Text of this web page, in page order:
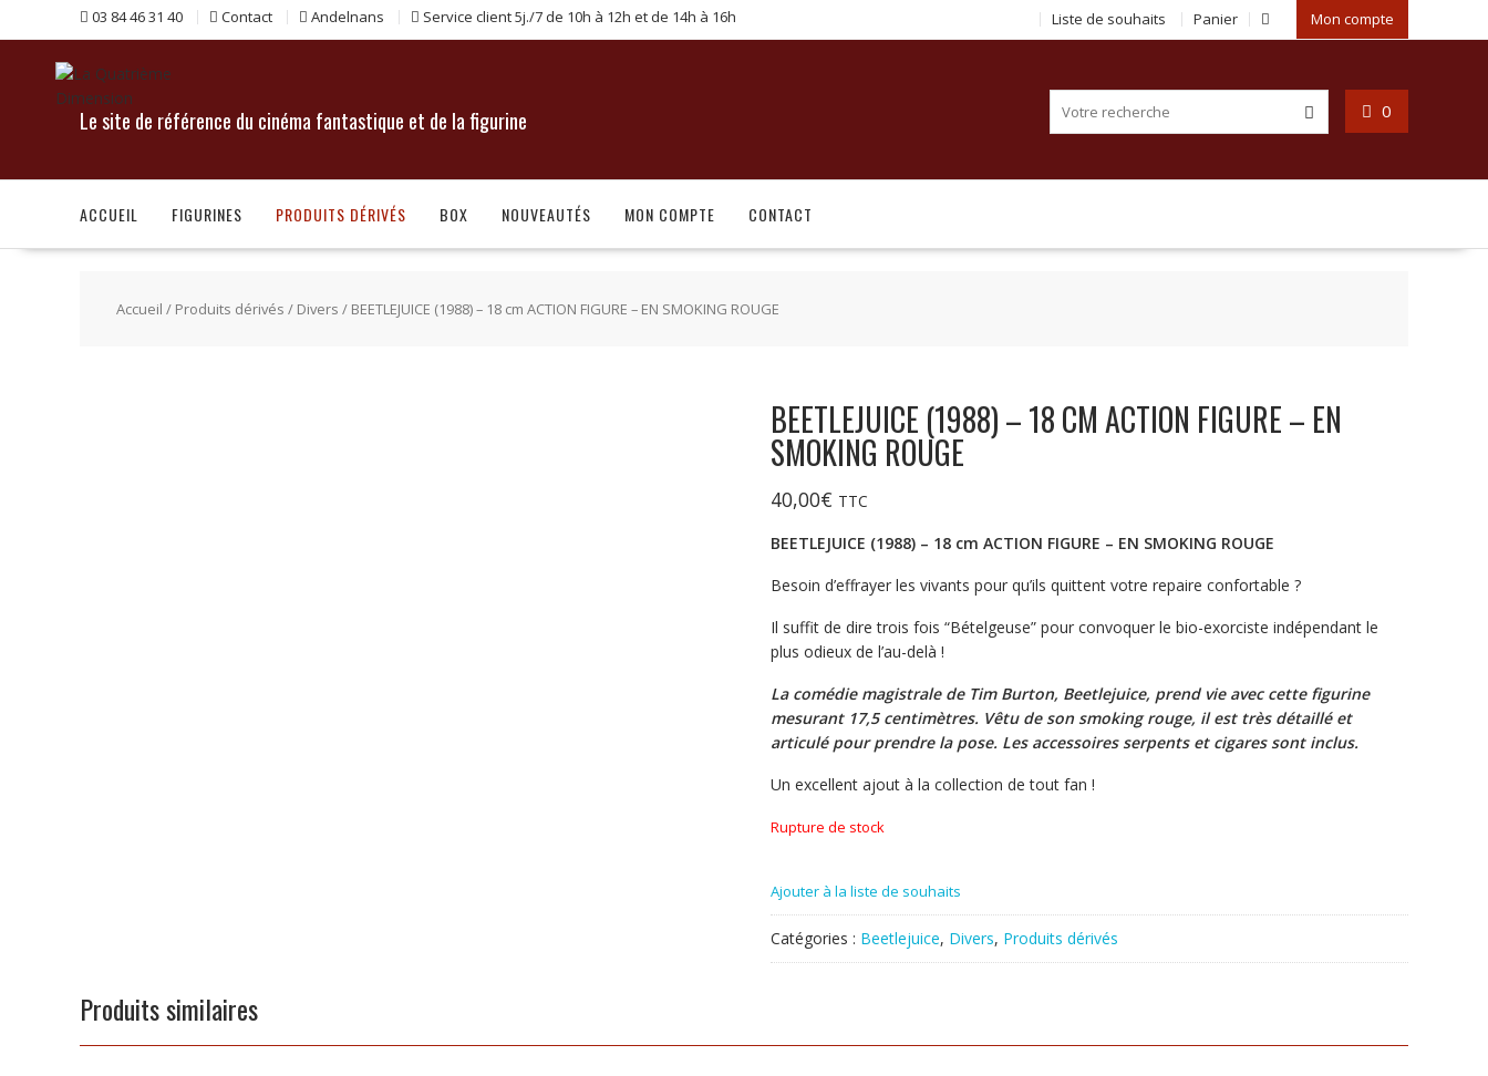
to
03 84 46 31 40 Contact Andelnans Service client 5j./7 de 10h à 12h et de 14h à 16h Liste de souhaits Panier Mon compte
Le site de référence du cinéma fantastique et de la figurine 0
ACCUEIL FIGURINES PRODUITS DÉRIVÉS BOX NOUVEAUTÉS MON COMPTE CONTACT
Accueil / Produits dérivés / Divers / BEETLEJUICE (1988) – 18 cm ACTION FIGURE – EN SMOKING ROUGE
BEETLEJUICE (1988) – 18 CM ACTION FIGURE – EN
SMOKING ROUGE
40,00€ TTC
BEETLEJUICE (1988) – 18 cm ACTION FIGURE – EN SMOKING ROUGE
Besoin d’effrayer les vivants pour qu’ils quittent votre repaire confortable ?
Il suffit de dire trois fois “Bételgeuse” pour convoquer le bio-exorciste indépendant le
plus odieux de l’au-delà !
La comédie magistrale de Tim Burton, Beetlejuice, prend vie avec cette figurine
mesurant 17,5 centimètres. Vêtu de son smoking rouge, il est très détaillé et
articulé pour prendre la pose. Les accessoires serpents et cigares sont inclus.
Un excellent ajout à la collection de tout fan !
Rupture de stock
Ajouter à la liste de souhaits
Catégories : Beetlejuice, Divers, Produits dérivés
Produits similaires